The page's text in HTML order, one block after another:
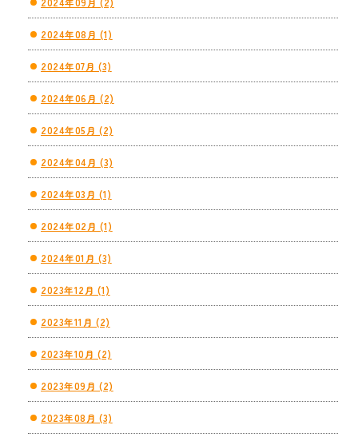
2024年08月 (1)
2024年07月 (3)
2024年06月 (2)
2024年05月 (2)
2024年04月 (3)
2024年03月 (1)
2024年02月 (1)
2024年01月 (3)
2023年12月 (1)
2023年11月 (2)
2023年10月 (2)
2023年09月 (2)
2023年08月 (3)